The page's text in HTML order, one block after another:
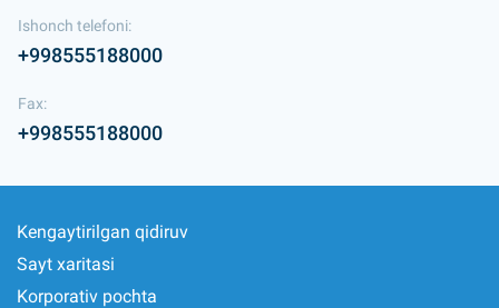
Ishonch telefoni:
+998555188000
Fax:
+998555188000
Kengaytirilgan qidiruv
Sayt xaritasi
Korporativ pochta